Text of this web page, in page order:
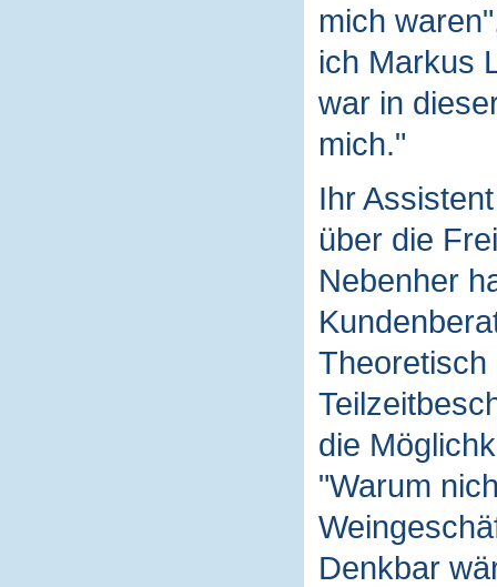
mich
ich Markus
war in
mich."
Ihr
über die
Nebenher
Theoretisch
die
"Warum
Denkbar